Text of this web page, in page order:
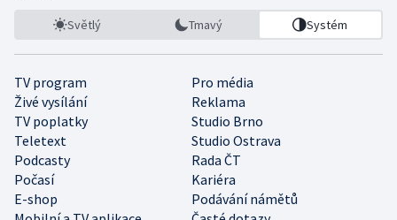
Světlý Tmavý Systém
TV program
Pro média
Živé vysílání
Reklama
TV poplatky
Studio Brno
Teletext
Studio Ostrava
Podcasty
Rada ČT
Počasí
Kariéra
E-shop
Podávání námětů